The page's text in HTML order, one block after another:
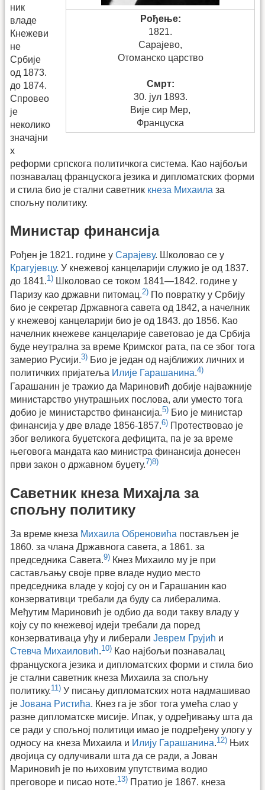
Рођење:
1821.
Сарајево,
Отоманско царство
Смрт:
30. јул 1893.
Вије сир Мер,
Француска
ник
владе
Кнежеви
не
Србије
од 1873.
до 1874.
Спровео
је
неколико
значајни
х
реформи српскога политичкога система. Као најбољи
познавалац францускога језика и дипломатских форми
и стила био је стални саветник кнеза Михаила за
спољну политику.
Министар финансија
Рођен је 1821. године у Сарајеву. Школовао се у
Крагујевцу. У кнежевој канцеларији служио је од 1837.
до 1841.1) Школовао се током 1841—1842. године у
Паризу као државни питомац.2) По повратку у Србију
био је секретар Државнога савета од 1842, а начелник
у кнежевој канцеларији био је од 1843. до 1856. Као
начелник кнежеве канцеларије саветовао је да Србија
буде неутрална за време Кримског рата, па се због тога
замерио Русији.3) Био је један од најближих личних и
политичких пријатеља Илије Гарашанина.4)
Гарашанин је тражио да Мариновић добије најважније
министарство унутрашњих послова, али уместо тога
добио је министарство финансија.5) Био је министар
финансија у две владе 1856-1857.6) Протествовао је
због великога буџетскога дефицита, па је за време
његовога мандата као министра финансија донесен
први закон о државном буџету.7)8)
Саветник кнеза Михајла за
спољну политику
За време кнеза Михаила Обреновића постављен је
1860. за члана Државнога савета, а 1861. за
председника Савета.9) Кнез Михаило му је при
састављању своје прве владе нудио место
председника владе у којој су он и Гарашанин као
конзервативци требали да буду са либералима.
Међутим Мариновић је одбио да води такву владу у
коју су по кнежевој идеји требали да поред
конзервативаца уђу и либерали Јеврем Грујић и
Стевча Михаиловић.10) Као најбољи познавалац
францускога језика и дипломатских форми и стила био
је стални саветник кнеза Михаила за спољну
политику.11) У писању дипломатских нота надмашивао
је Јована Ристића. Кнез га је због тога умећа слао у
разне дипломатске мисије. Ипак, у одређивању шта да
се ради у спољној политици имао је подређену улогу у
односу на кнеза Михаила и Илију Гарашанина.12) Њих
двојица су одлучивали шта да се ради, а Јован
Мариновић је по њиховим упутствима водио
преговоре и писао ноте.13) Пратио је 1867. кнеза